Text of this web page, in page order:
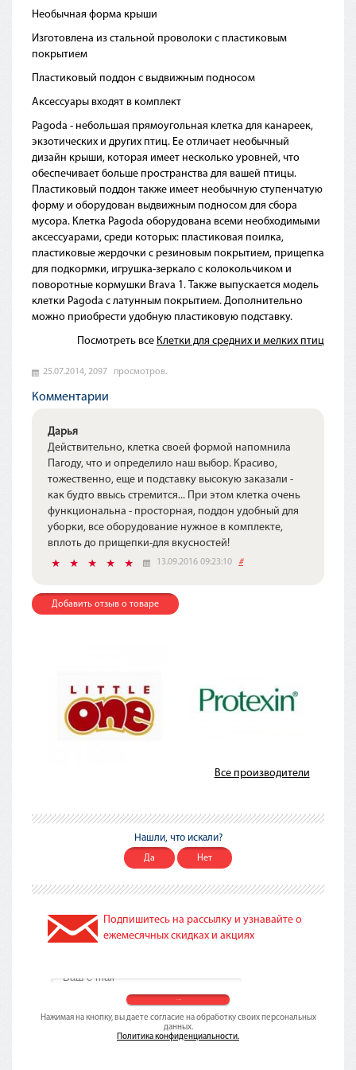
Необычная форма крыши
Изготовлена из стальной проволоки с пластиковым
покрытием
Пластиковый поддон с выдвижным подносом
Аксессуары входят в комплект
Pagoda - небольшая прямоугольная клетка для канареек,
экзотических и других птиц. Ее отличает необычный
дизайн крыши, которая имеет несколько уровней, что
обеспечивает больше пространства для вашей птицы.
Пластиковый поддон также имеет необычную ступенчатую
форму и оборудован выдвижным подносом для сбора
мусора. Клетка Pagoda оборудована всеми необходимыми
аксессуарами, среди которых: пластиковая поилка,
пластиковые жердочки с резиновым покрытием, прищепка
для подкормки, игрушка-зеркало с колокольчиком и
поворотные кормушки Brava 1. Также выпускается модель
клетки Pagoda с латунным покрытием. Дополнительно
можно приобрести удобную пластиковую подставку.
Посмотреть все Клетки для средних и мелких птиц
25.07.2014, 2097 просмотров.
Комментарии
Дарья
Действительно, клетка своей формой напомнила
Пагоду, что и определило наш выбор. Красиво,
тожественно, еще и подставку высокую заказали -
как будто ввысь стремится... При этом клетка очень
функциональна - просторная, поддон удобный для
уборки, все оборудование нужное в комплекте,
вплоть до прищепки-для вкусностей!
13.09.2016 09:23:10 #
Добавить отзыв о товаре
Все производители
Нашли, что искали?
Да Нет
Подпишитесь на рассылку и узнавайте о
ежемесячных скидках и акциях
Нажимая на кнопку, вы даете согласие на обработку своих персональных
данных.
Политика конфиденциальности.